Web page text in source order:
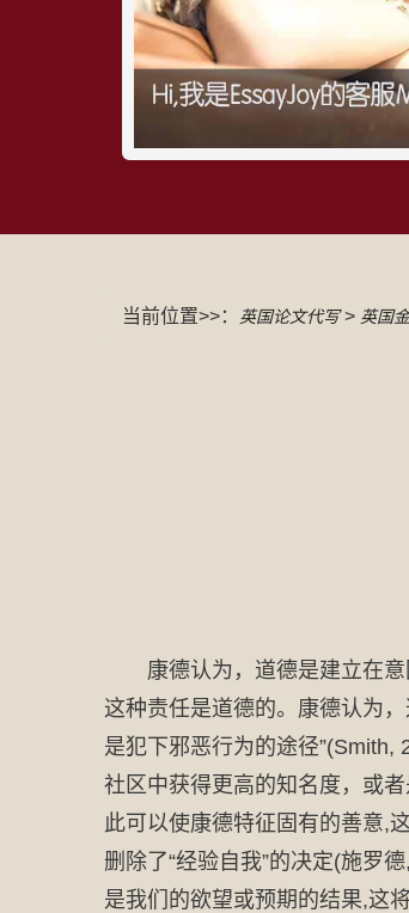
当前位置>>： 英国论文代写> 英国
康德认为，道德是建立在
这种责任是道德的。康德认为
是犯下邪恶行为的途径
社区中获得更高的知名度，或
此可以使康德特征固有的善意,
删除了“经验自我”的决定(施罗
是我们的欲望或预期的结果,这